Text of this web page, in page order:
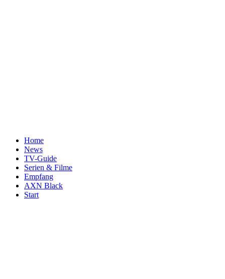
Home
News
TV-Guide
Serien & Filme
Empfang
AXN Black
Start